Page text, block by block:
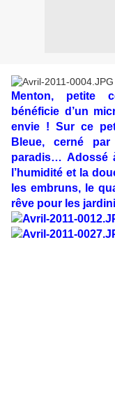
Menton, petite
bénéficie d’un
envie ! Sur ce
Bleue, cerné
paradis… Adossé
l’humidité et la
les embruns, le
rêve pour les